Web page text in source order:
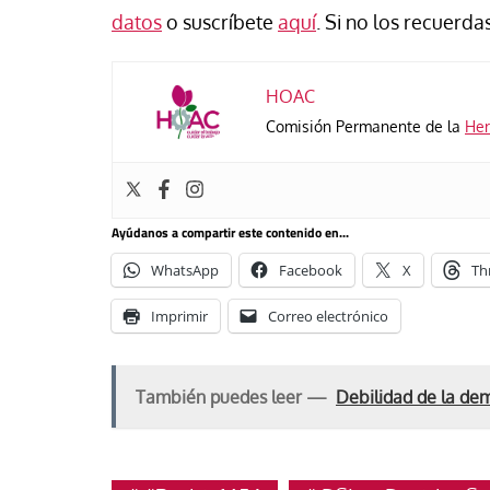
datoso suscríbete aquí. Si no los
HOAC
Comisión Permanente de la
Ayúdanos a compartir este contenido en...
WhatsApp Facebook X
Imprimir Correo electrónico
También puedes leer — Debilidad de la
Jose Luis Palacios